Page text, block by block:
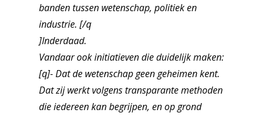
banden tussen wetenschap, politiek en
industrie. [/q
]Inderdaad.
Vandaar ook initiatieven die duidelijk maken:
[q]- Dat de wetenschap geen geheimen kent.
Dat zij werkt volgens transparante methoden
die iedereen kan begrijpen, en op grond